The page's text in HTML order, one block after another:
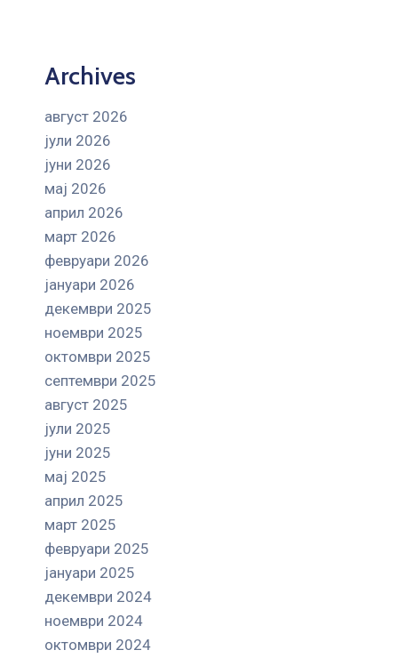
Archives
август 2026
јули 2026
јуни 2026
мај 2026
април 2026
март 2026
февруари 2026
јануари 2026
декември 2025
ноември 2025
октомври 2025
септември 2025
август 2025
јули 2025
јуни 2025
мај 2025
април 2025
март 2025
февруари 2025
јануари 2025
декември 2024
ноември 2024
октомври 2024